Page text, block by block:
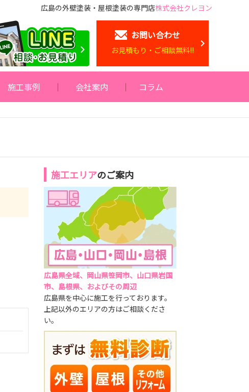
広島の外壁塗装・屋根塗装の専門店株式会社クレヨン
お問い合わせ
お見積もり・ご相談無料!!
施工事例 会社案内 コラム
施工エリアのご案内
広島県全域、岡山県笹岡市、山口県岩国
市、島根県、およびその周辺
広島県を中心に施工を行っております。
上記以外のエリアの方はご相談くださ
い。